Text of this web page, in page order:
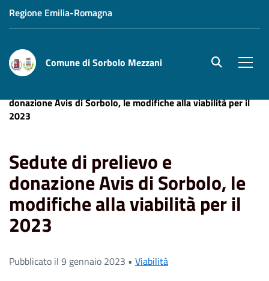
Regione Emilia-Romagna
Comune di Sorbolo Mezzani site.searc
donazione Avis di Sorbolo, le modifiche alla viabilità per il
2023
Sedute di prelievo e
donazione Avis di Sorbolo, le
modifiche alla viabilità per il
2023
Pubblicato il 9 gennaio 2023 • Viabilità